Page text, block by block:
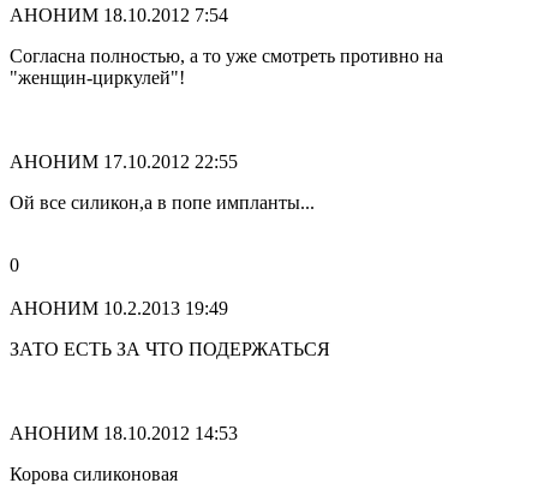
АНОНИМ 18.10.2012 7:54
Согласна полностью, а то уже смотреть противно на
"женщин-циркулей"!
АНОНИМ 17.10.2012 22:55
Ой все силикон,а в попе импланты...
0
АНОНИМ 10.2.2013 19:49
ЗАТО ЕСТЬ ЗА ЧТО ПОДЕРЖАТЬСЯ
АНОНИМ 18.10.2012 14:53
Корова силиконовая